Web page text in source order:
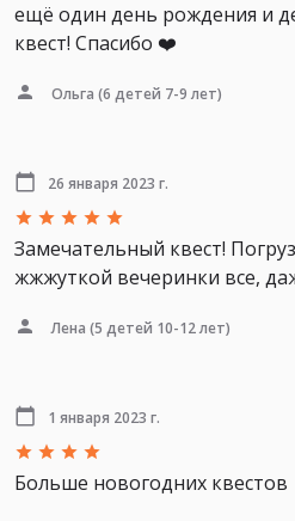
ещё один день рождения и
квест! Спасибо ❤️
Ольга (6 детей 7-9 лет)
26 января 2023 г.
Замечательный квест!
жжжуткой вечеринки все,
Лена (5 детей 10-12 лет)
1 января 2023 г.
Больше новогодних квестов